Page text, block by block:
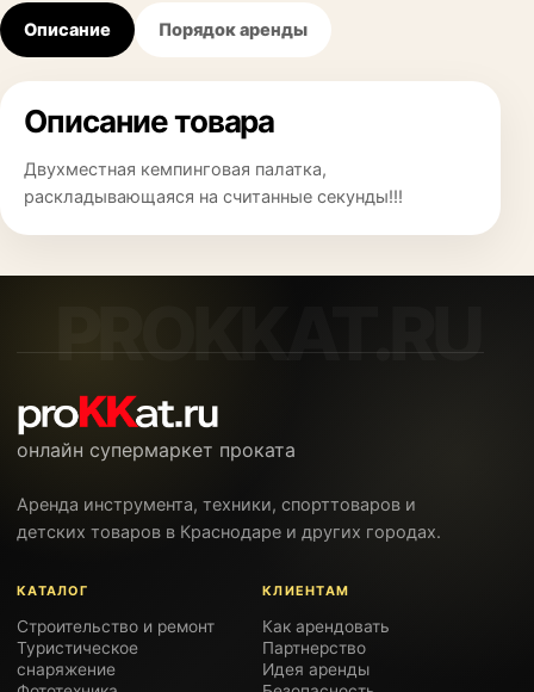
Описание Порядок аренды
Описание товара
Двухместная кемпинговая палатка,
раскладывающаяся на считанные секунды!!!
онлайн супермаркет проката
Аренда инструмента, техники, спорттоваров и
детских товаров в Краснодаре и других городах.
КАТАЛОГ
Строительство и ремонт
Туристическое
снаряжение
КЛИЕНТАМ
Как арендовать
Партнерство
Идея аренды